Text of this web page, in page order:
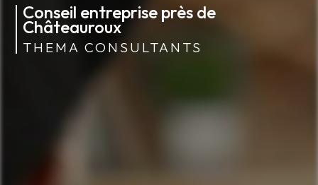
Conseil entreprise près de
Châteauroux
THEMA CONSULTANTS